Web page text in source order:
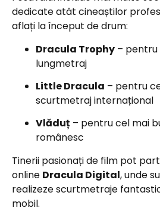
dedicate atât cineaștilor
aflați la început de drum:
Dracula Trophy – pentru
lungmetraj
Little Dracula – pentru
scurtmetraj internațional
Vlăduț – pentru cel mai
românesc
Tinerii pasionați de film pot
online Dracula Digital, unde
realizeze scurtmetraje
mobil.